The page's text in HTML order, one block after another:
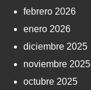
febrero 2026
enero 2026
diciembre 2025
noviembre 2025
octubre 2025